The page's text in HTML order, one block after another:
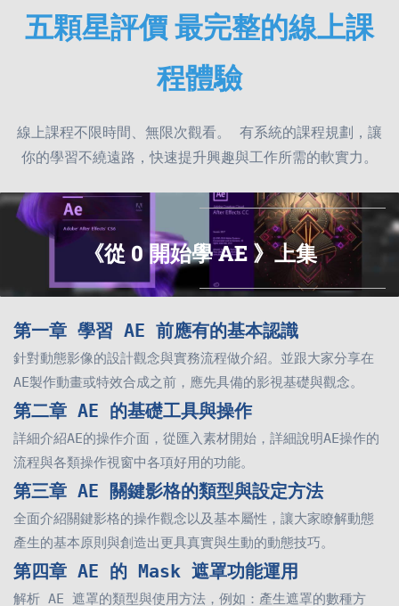
五顆星評價 最完整的線上課
程體驗
線上課程不限時間、無限次觀看。 有系統的課程規劃 ，讓
你的學習不繞遠路 ，快速提升興趣與工作所需的軟實力。
《從 0 開始學 AE 》上集
第一章 學習 AE 前應有的基本認識
針對動態影像的設計觀念與實務流程做介紹。並跟大家分享在
AE製作動畫或特效合成之前，應先具備的影視基礎與觀念。
第二章 AE 的基礎工具與操作
詳細介紹AE的操作介面，從匯入素材開始，詳細說明AE操作的
流程與各類操作視窗中各項好用的功能。
第三章 AE 關鍵影格的類型與設定方法
全面介紹關鍵影格的操作觀念以及基本屬性，讓大家瞭解動態
產生的基本原則與創造出更具真實與生動的動態技巧。
第四章 AE 的 Mask 遮罩功能運用
解析 AE 遮罩的類型與使用方法，例如：產生遮罩的數種方